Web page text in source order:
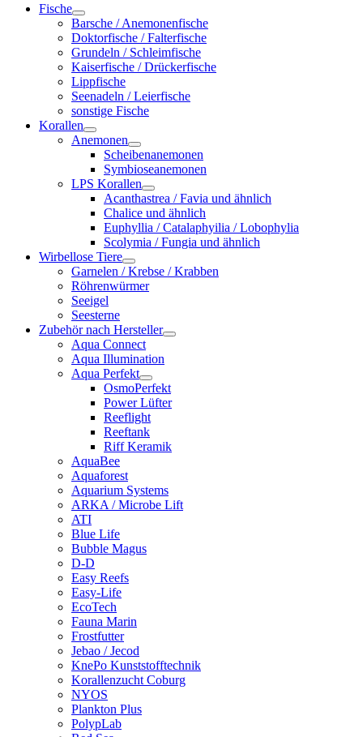
Fische
Barsche / Anemonenfische
Doktorfische / Falterfische
Grundeln / Schleimfische
Kaiserfische / Drückerfische
Lippfische
Seenadeln / Leierfische
sonstige Fische
Korallen
Anemonen
Scheibenanemonen
Symbioseanemonen
LPS Korallen
Acanthastrea / Favia und ähnlich
Chalice und ähnlich
Euphyllia / Catalaphyilia / Lobophylia
Scolymia / Fungia und ähnlich
Wirbellose Tiere
Garnelen / Krebse / Krabben
Röhrenwürmer
Seeigel
Seesterne
Zubehör nach Hersteller
Aqua Connect
Aqua Illumination
Aqua Perfekt
OsmoPerfekt
Power Lüfter
Reeflight
Reeftank
Riff Keramik
AquaBee
Aquaforest
Aquarium Systems
ARKA / Microbe Lift
ATI
Blue Life
Bubble Magus
D-D
Easy Reefs
Easy-Life
EcoTech
Fauna Marin
Frostfutter
Jebao / Jecod
KnePo Kunststofftechnik
Korallenzucht Coburg
NYOS
Plankton Plus
PolypLab